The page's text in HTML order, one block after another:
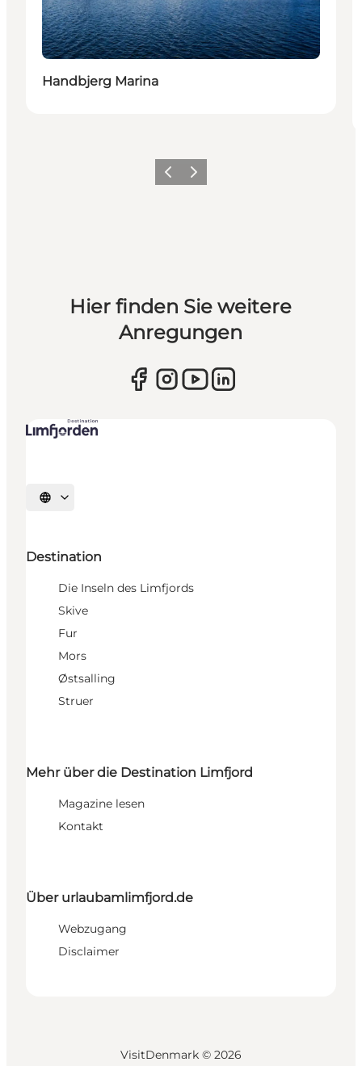
Handbjerg Marina
Vorherige Folie
Nächste Folie
Hier finden Sie weitere
Anregungen
Sprache auswählen
Destination
Die Inseln des Limfjords
Skive
Fur
Mors
Østsalling
Struer
Mehr über die Destination Limfjord
Magazine lesen
Kontakt
Über urlaubamlimfjord.de
Webzugang
Disclaimer
VisitDenmark © 2026